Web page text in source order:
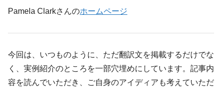
Pamela Clarkさんのホームページ
今回は、いつものように、ただ翻訳文を掲載するだけでな
く、実例紹介のところを一部穴埋めにしています。記事内
容を読んでいただき、ご自身のアイディアも考えていただ